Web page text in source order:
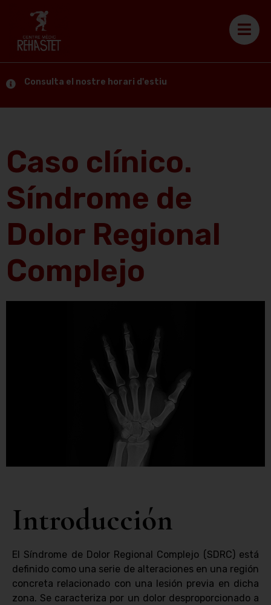
Consulta el nostre horari d'estiu
Caso clínico.
Síndrome de
Dolor Regional
Complejo
Introducción
El Síndrome de Dolor Regional Complejo (SDRC) está
definido como una serie de alteraciones en una región
concreta relacionado con una lesión previa en dicha
zona. Se caracteriza por un dolor desproporcionado a